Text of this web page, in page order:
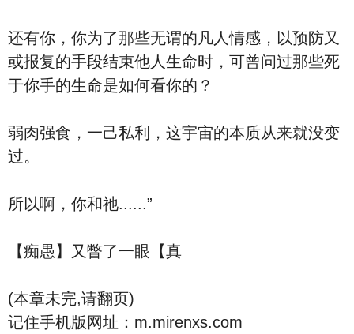
还有你，你为了那些无谓的凡人情感，以预防又
或报复的手段结束他人生命时，可曾问过那些死
于你手的生命是如何看你的？
弱肉强食，一己私利，这宇宙的本质从来就没变
过。
所以啊，你和祂......”
【痴愚】又瞥了一眼【真
(本章未完,请翻页)
记住手机版网址：m.mirenxs.com